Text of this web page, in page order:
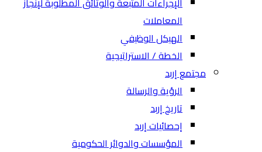
المعاملات
الهيكل الوظيفي
الخطة / الاستراتيجية
مجتمع إربد
الرؤية والرسالة
تاريخ إربد
إحصائيات إربد
المؤسسات والدوائر الحكومية